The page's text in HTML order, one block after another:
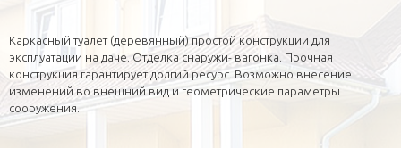
Каркасный туалет (деревянный) простой конструкции для
эксплуатации на даче. Отделка снаружи- вагонка. Прочная
конструкция гарантирует долгий ресурс. Возможно внесение
изменений во внешний вид и геометрические параметры
сооружения.